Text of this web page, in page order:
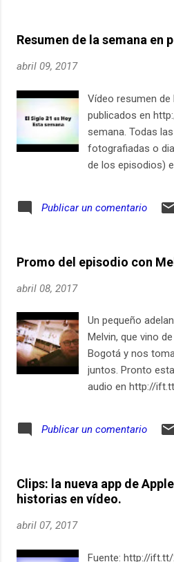
iPad
Resumen de la semana en
abril 09, 2017
Vídeo resumen
publicados en
semana. Todas
fotografiadas o
de los episodios)
Publicar un comentario
Promo del episodio con
abril 08, 2017
Un pequeño
Melvin, que vino
Bogotá y nos
juntos. Pronto
audio en http://
iPad
Publicar un comentario
Clips: la nueva app de
historias en vídeo.
abril 07, 2017
Fuente: http://